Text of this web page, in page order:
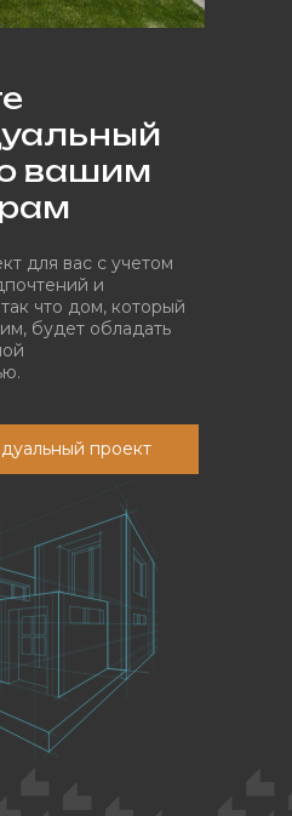
вашим
для вас с учетом
и
что дом, который
будет обладать
проект